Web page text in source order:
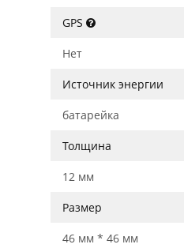
GPS
Нет
Источник энергии
батарейка
Толщина
12 мм
Размер
46 мм * 46 мм